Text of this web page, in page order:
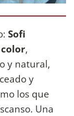
Sofi
,
y natural,
y
los que
Una